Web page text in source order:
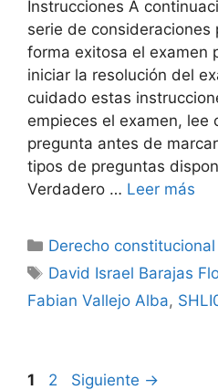
Instrucciones A
serie de consideraciones
forma exitosa el examen
iniciar la resolución del
cuidado estas
empieces el examen, lee
pregunta antes de
tipos de preguntas
Verdadero … Leer más
Categorías
Derecho constitucional
Etiquetas
David Israel Barajas
Fabian Vallejo Alba,
Página
1 Página
2 Siguiente →